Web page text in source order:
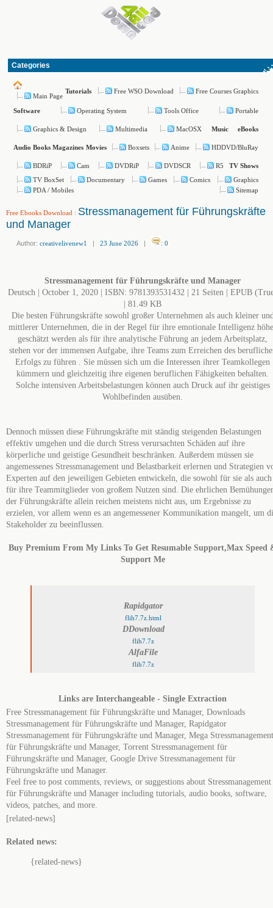
Categories
Main Page
Tutorials Free WSO Download Free Courses Graphics
Software Operating System Tools Office Portable
Graphics & Design Multimedia MacOSX Music eBooks
Audio Books Magazines Movies Boxsets Anime HDDVD/BluRay
BDRiP Cam DVDRiP DVDSCR R5
TV Shows
TV BoxSet
Documentary Games Comics
Graphics
PDA / Mobiles
Sitemap
Free Ebooks Download : Stressmanagement für Führungskräfte
und Manager
Author: creativelivenew1 | 23 June 2026 | : 0
Stressmanagement für Führungskräfte und Manager
Deutsch | October 1, 2020 | ISBN: 9781393531432 | 21 Seiten | EPUB
| 81.49 KB
Die besten Führungskräfte sowohl großer Unternehmen als auch kleiner
mittlerer Unternehmen, die in der Regel für ihre emotionale Intelligenz
geschätzt werden als für ihre analytische Führung an jedem Arbeitsplatz,
stehen vor der immensen Aufgabe, ihre Teams zum Erreichen des
Erfolgs zu führen . Sie müssen sich um die Interessen ihrer Teamkollegen
kümmern und gleichzeitig ihre eigenen beruflichen Fähigkeiten behalten.
Solche intensiven Arbeitsbelastungen können auch Druck auf ihr geistiges
Wohlbefinden ausüben.
Dennoch müssen diese Führungskräfte mit ständig steigenden Belastungen
effektiv umgehen und die durch Stress verursachten Schäden auf ihre
körperliche und geistige Gesundheit beschränken. Außerdem müssen sie
angemessenes Stressmanagement und Belastbarkeit erlernen und Strategien
Experten auf den jeweiligen Gebieten entwickeln, die sowohl für sie als auch
für ihre Teammitglieder von großem Nutzen sind. Die ehrlichen
der Führungskräfte allein reichen meistens nicht aus, um Ergebnisse zu
erzielen, vor allem wenn es an angemessener Kommunikation mangelt, um
Stakeholder zu beeinflussen.
Buy Premium From My Links To Get Resumable Support,Max Speed
Support Me
Rapidgator
flih7.7z.html
DDownload
flih7.7z
AlfaFile
flih7.7z
Links are Interchangeable - Single Extraction
Free Stressmanagement für Führungskräfte und Manager, Downloads
Stressmanagement für Führungskräfte und Manager, Rapidgator
Stressmanagement für Führungskräfte und Manager, Mega Stressmanagement
für Führungskräfte und Manager, Torrent Stressmanagement für
Führungskräfte und Manager, Google Drive Stressmanagement für
Führungskräfte und Manager.
Feel free to post comments, reviews, or suggestions about Stressmanagement
für Führungskräfte und Manager including tutorials, audio books, software,
videos, patches, and more.
[related-news]
Related news:
{related-news}